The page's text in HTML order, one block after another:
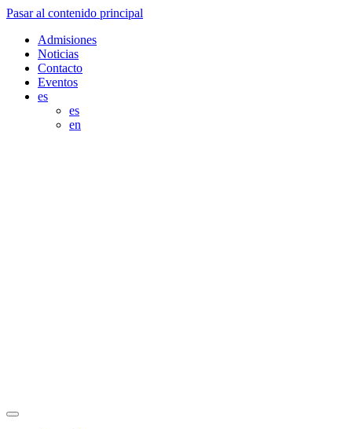
Pasar al contenido principal
Admisiones
Noticias
Contacto
Eventos
es
es
en